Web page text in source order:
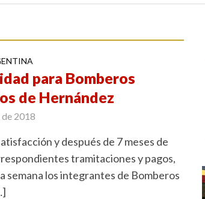
para Bomberos
de Hernández
2018
y después de 7 meses de
tramitaciones y pagos,
semana los integrantes de Bomberos